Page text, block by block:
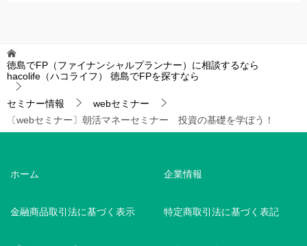
徳島でFP（ファイナンシャルプランナー）に相談するなら
hacolife（ハコライフ）
徳島でFPを探すなら
セミナー情報
webセミナー
〔webセミナー〕朝活マネーセミナー 投資の基礎を学ぼう！
ホーム 企業情報
金融商品取引法に基づく表示 特定商取引法に基づく表記